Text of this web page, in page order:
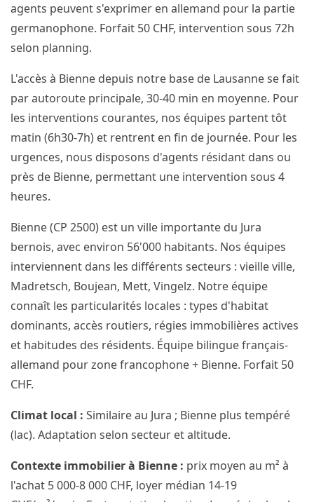
agents peuvent s'exprimer en allemand pour la partie
germanophone. Forfait 50 CHF, intervention sous 72h
selon planning.
L'accès à Bienne depuis notre base de Lausanne se fait
par autoroute principale, 30-40 min en moyenne. Pour
les interventions courantes, nos équipes partent tôt
matin (6h30-7h) et rentrent en fin de journée. Pour les
urgences, nous disposons d'agents résidant dans ou
près de Bienne, permettant une intervention sous 4
heures.
Bienne (CP 2500) est un ville importante du Jura
bernois, avec environ 56'000 habitants. Nos équipes
interviennent dans les différents secteurs : vieille ville,
Madretsch, Boujean, Mett, Vingelz. Notre équipe
connaît les particularités locales : types d'habitat
dominants, accès routiers, régies immobilières actives
et habitudes des résidents. Équipe bilingue français-
allemand pour zone francophone + Bienne. Forfait 50
CHF.
Climat local : Similaire au Jura ; Bienne plus tempéré
(lac). Adaptation selon secteur et altitude.
Contexte immobilier à Bienne : prix moyen au m² à
l'achat 5 000-8 000 CHF, loyer médian 14-19